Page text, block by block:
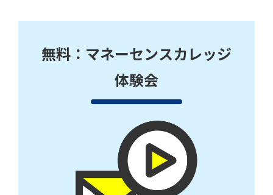
無料：マネーセンスカレッジ
体験会